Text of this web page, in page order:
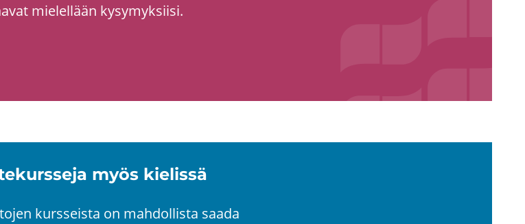
mie­lel­lään ky­sy­myk­sii­si.
myös kie­lis­sä
kurs­seis­ta on mah­dol­lis­ta saada